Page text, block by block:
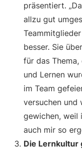
präsentiert.
allzu gut
besser. Sie
für das Thema,
und Lernen
im Team
versuchen und
gewichen, weil
auch mir so
Die Lernkultur